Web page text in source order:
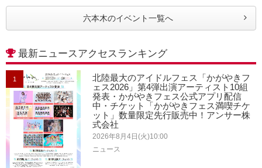
六本木のイベント一覧へ
最新ニュースアクセスランキング
1
北陸最大のアイドルフェス「かがやきフ
ェス2026」第4弾出演アーティスト10組
発表・かがやきフェス公式アプリ配信
中・チケット「かがやきフェス満喫チケ
ット」数量限定先行販売中！アンサー株
式会社
2026年8月4日(火)10:00
ニュース